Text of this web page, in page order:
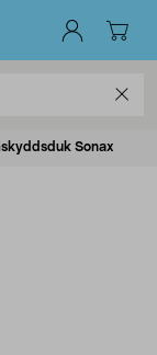
Sonax